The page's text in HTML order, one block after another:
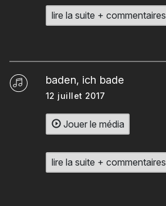
lire la suite + commentaires
baden, ich bade
12 juillet 2017
Jouer le média
lire la suite + commentaires